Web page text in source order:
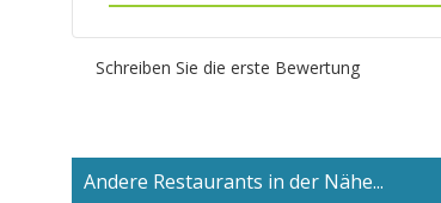
Schreiben Sie die erste Bewertung
Andere Restaurants in der Nähe...